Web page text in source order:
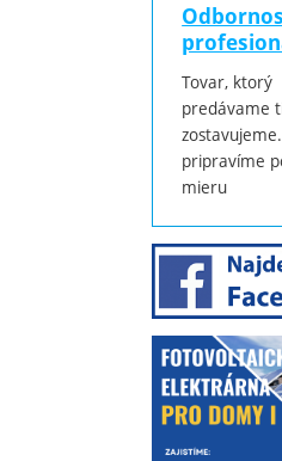
Tovar, ktorý
predávame
pripravíme
mieru